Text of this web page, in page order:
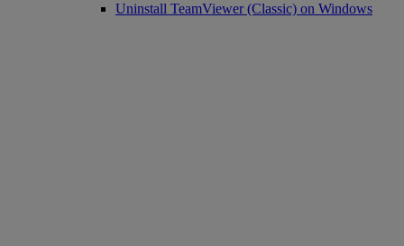
Uninstall TeamViewer (Classic) on Windows